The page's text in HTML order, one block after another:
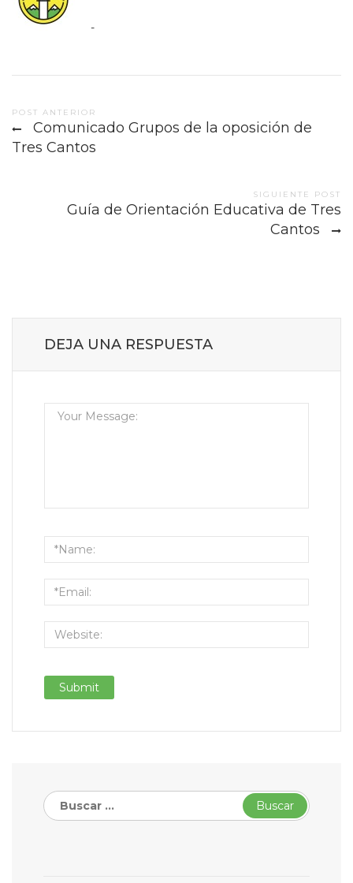
-
Post
navigation
POST ANTERIOR
Comunicado Grupos de la oposición de
Tres Cantos
SIGUIENTE POST
Guía de Orientación Educativa de Tres
Cantos
DEJA UNA RESPUESTA
Buscar: